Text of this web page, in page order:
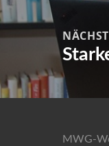
Next
post:
MWG-